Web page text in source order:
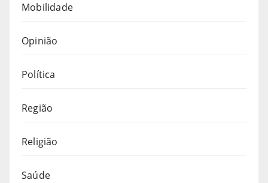
Mobilidade
Opinião
Política
Região
Religião
Saúde